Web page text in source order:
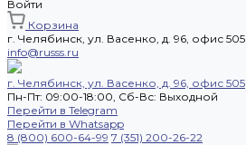
Войти
Корзина
г. Челябинск, ул. Васенко, д. 96, офис 505
info@russs.ru
г. Челябинск, ул. Васенко, д. 96, офис 505
Пн-Пт: 09:00-18:00, Cб-Вс: Выходной
Перейти в Telegram
Перейти в Whatsapp
8 (800) 600-64-99 7 (351) 200-26-22